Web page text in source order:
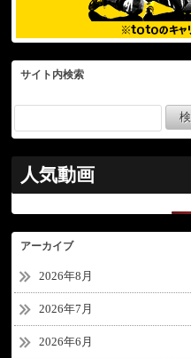
サイト内検索
人気動画
アーカイブ
2026年8月
2026年7月
2026年6月